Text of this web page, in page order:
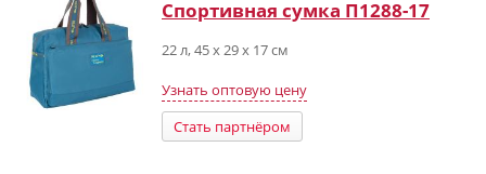
Спортивная сумка П1288-17
22 л, 45 х 29 х 17 см
Узнать оптовую цену
Стать партнёром